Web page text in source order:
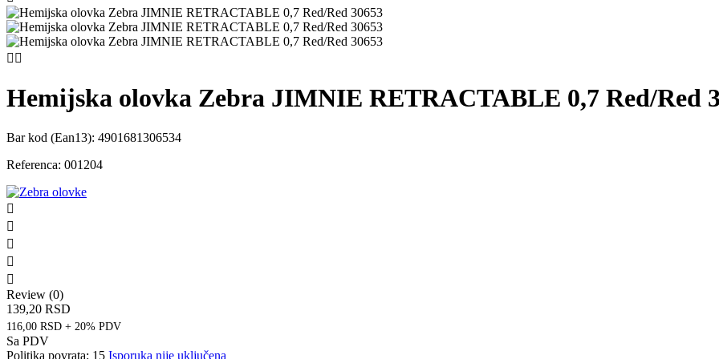
 
Hemijska olovka Zebra JIMNIE RETRACTABLE 0,7 Red/Red
Bar kod (Ean13): 4901681306534
Referenca: 001204





Review (0)
139,20 RSD
116,00 RSD + 20% PDV
Sa PDV
Politika povrata: 15 Isporuka nije uključena